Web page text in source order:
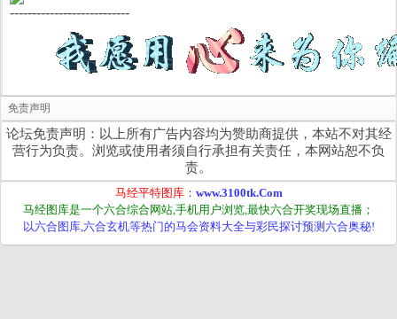
---------------------------
免责声明
论坛免责声明：以上所有广告内容均为赞助商提供，本站不对其经
营行为负责。浏览或使用者须自行承担有关责任，本网站恕不负
责。
马经平特图库： www.3100tk.Com
马经图库是一个六合综合网站,手机用户浏览,最快六合开奖现场直播；
以六合图库,六合玄机等热门的马会资料大全与彩民探讨预测六合奥秘!